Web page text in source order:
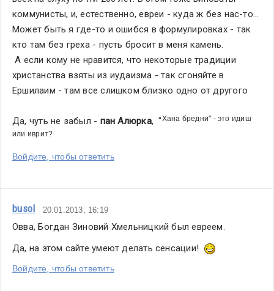
коммунисты, и, естественно, евреи - куда ж без нас-то...
Может быть я где-то и ошибся в формулировках - так
кто там без греха - пусть бросит в меня камень.
А если кому не нравится, что некоторые традиции
христанства взяты из иудаизма - так сгоняйте в
Ершилаим - там все слишком близко одно от другого
Да, чуть не забыл - пан Алюрка,  "Хана бредни" - это идиш
или иврит?
Войдите, чтобы ответить
busol 20.01.2013, 16:19
Овва, Богдан Зиновий Хмельницкий был евреем.
Да, на этом сайте умеют делать сенсации!
Войдите, чтобы ответить